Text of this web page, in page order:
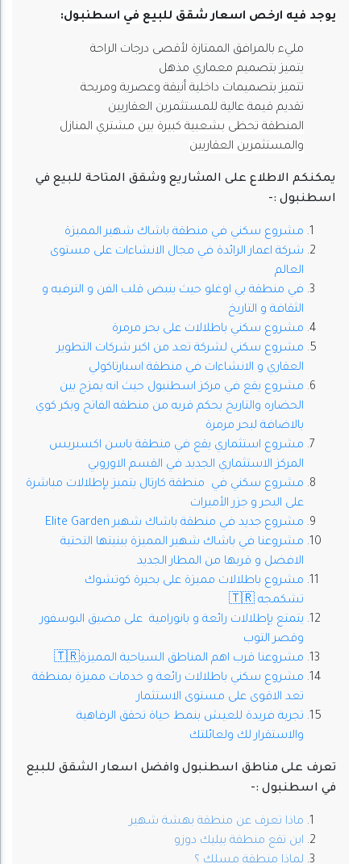
يوجد فيه ارخص اسعار شقق للبيع في اسطنبول:
مليء بالمرافق الممتازة لأقصى درجات الراحة
يتميز بتصميم معماري مذهل
تتميز بتصميمات داخلية أنيقة وعصرية ومريحة
تقديم قيمة عالية للمستثمرين العقاريين
المنطقة تحظى بشعبية كبيرة بين مشتري المنازل
والمستثمرين العقاريين
يمكنكم الاطلاع على المشاريع وشقق المتاحة للبيع في
اسطنبول :-
مشروع سكني في منطقة باشاك شهير المميزة
شركة اعمار الرائدة في مجال الانشاءات على مستوى
العالم
في منطقة بي اوغلو حيث ينبض قلب الفن و الترفيه و
الثقافة و التاريخ
مشروع سكني باطلالات على بحر مرمرة
مشروع سكني لشركة تعد من اكبر شركات التطوير
العقاري و الانشاءات في منطقة اسبارتاكولي
مشروع يقع في مركز اسطنبول حيث انه يمزج بين
الحضاره والتاريخ بحكم قربه من منطقه الفاتح وبكر كوي
بالاضافة لبحر مرمرة
مشروع استثماري يقع في منطقة باسن اكسبريس
المركز الاستثماري الجديد في القسم الاوروبي
مشروع سكني في منطقة كارتال يتميز بإطلالات مباشرة
على البحر و جزر الأميرات
مشروع جديد في منطقة باشاك شهير Elite Garden
مشروعنا في باشاك شهير المميزة ببنيتها التحتية
الافضل و قربها من المطار الجديد
مشروع باطلالات مميزة على بحيرة كوتشوك
تشكمجه 🇹🇷
يتمتع بإطلالات رائعة و بانورامية على مضيق البوسفور
وقصر التوب
مشروعنا قرب اهم المناطق السياحية المميزة🇹🇷
مشروع سكني باطلالات رائعة و خدمات مميزة بمنطقة
تعد الاقوى على مستوى الاستثمار
تجربة فريدة للعيش بنمط حياة تحقق الرفاهية
والاستقرار لك ولعائلتك
تعرف على مناطق اسطنبول وافضل اسعار الشقق للبيع
في اسطنبول :-
ماذا تعرف عن منطقة بهشة شهير
اين تقع منطقة بيليك دوزو
لماذا منطقة مسلك ؟